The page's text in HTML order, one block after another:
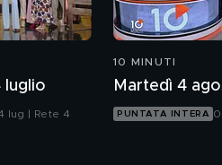
luglio
lug | Rete 4
10 MINUTI
Martedì 4
PUNTATA INTERA